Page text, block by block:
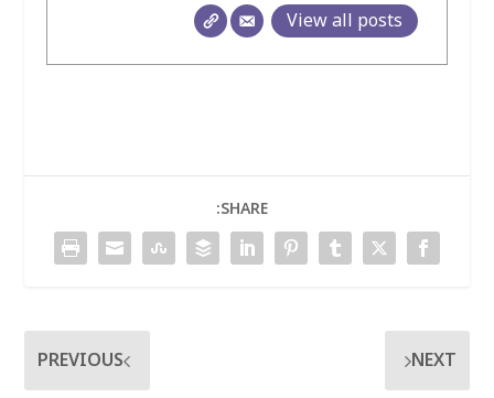
View all posts
SHARE:
PREVIOUS
NEXT